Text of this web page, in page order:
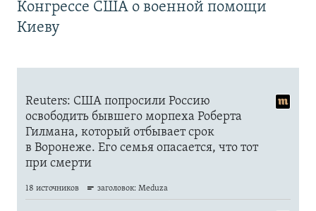
Конгрессе США о военной помощи
Киеву